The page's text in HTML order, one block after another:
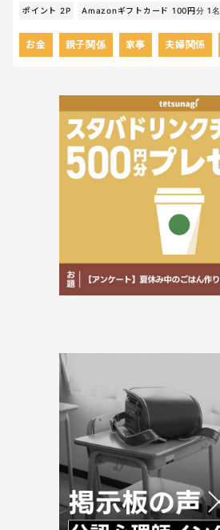
ポイント 2P Amazonギフトカード 100円分 1名
お金 親子関係 家事 夫婦関係